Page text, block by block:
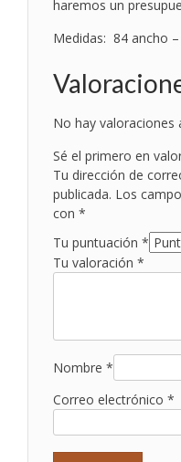
haremos un
Medidas: 84 ancho
No hay valoraciones
Sé el primero en
Tu dirección de
publicada. Los
con*
Tu puntuación*
Tu valoración*
Nombre*
Correo electrónico*